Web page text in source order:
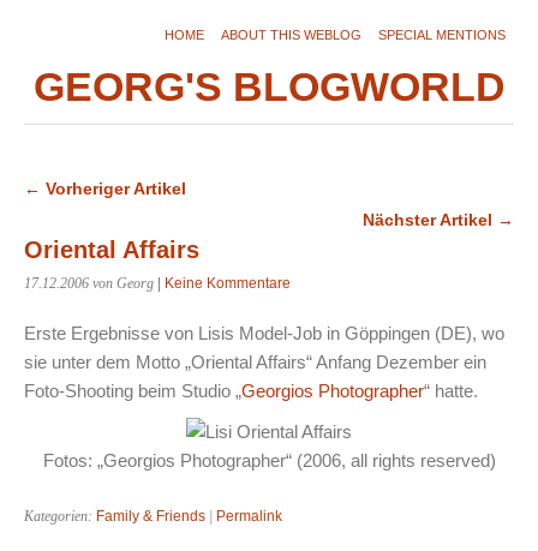
HOME ABOUT THIS WEBLOG SPECIAL MENTIONS
GEORG'S BLOGWORLD
← Vorheriger Artikel
Nächster Artikel →
Oriental Affairs
17.12.2006 von Georg Keine Kommentare
Erste Ergebnisse von Lisis Model-Job in Göppingen (DE), wo
sie unter dem Motto „Oriental Affairs“ Anfang Dezember ein
Foto-Shooting beim Studio „Georgios Photographer“ hatte.
Fotos: „Georgios Photographer“ (2006, all rights reserved)
Kategorien: Family & Friends Permalink